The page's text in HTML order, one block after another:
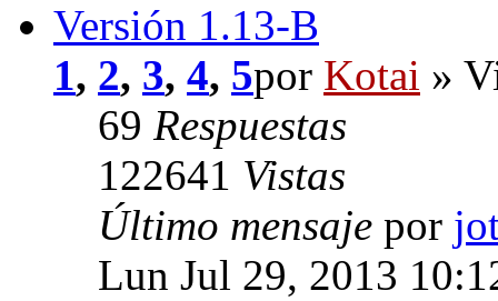
Versión 1.13-B
1, 2, 3, 4, 5por Kotai »
69 Respuestas
122641 Vistas
Último mensaje por
Lun Jul 29, 2013